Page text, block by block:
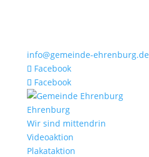
info@gemeinde-ehrenburg.de
Facebook
Facebook
Ehrenburg
Wir sind mittendrin
Videoaktion
Plakataktion